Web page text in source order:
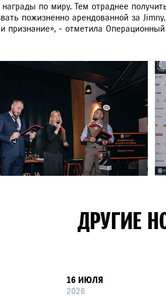
по миру. Тем отраднее
пожизненно арендованной за
признание», - отметила
ДРУГИЕ
16 ИЮЛЯ
2026